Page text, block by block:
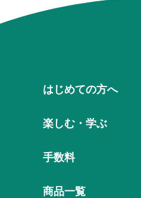
はじめての方へ
楽しむ・学ぶ
手数料
商品一覧